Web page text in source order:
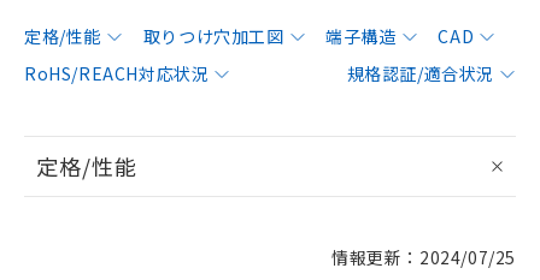
定格/性能 取りつけ穴加工図 端子構造
CAD
RoHS/REACH対応状況
規格認証/適合状況
定格/性能
情報更新：2024/07/25